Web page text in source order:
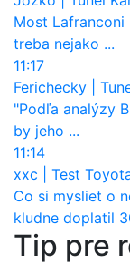
Most
treba nejako ...
11:17
Ferichecky
Tunel
"Podľa analýzy
by jeho ...
11:14
xxc
Test
Co si mysliet o
kludne doplatil
Tip pre